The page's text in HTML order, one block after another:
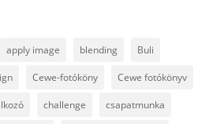
apply image blending Buli
Cewe-fotóköny Cewe fotókönyv
challenge csapatmunka